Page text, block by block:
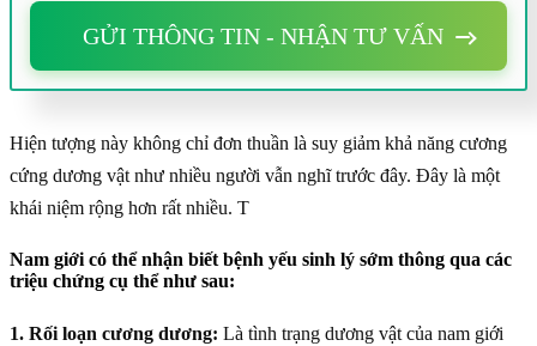
GỬI THÔNG TIN - NHẬN TƯ VẤN
Hiện tượng này không chỉ đơn thuần là suy giảm khả năng cương
cứng dương vật như nhiều người vẫn nghĩ trước đây. Đây là một
khái niệm rộng hơn rất nhiều. T
Nam giới có thể nhận biết bệnh yếu sinh lý sớm thông qua các
triệu chứng cụ thể như sau:
1. Rối loạn cương dương: Là tình trạng dương vật của nam giới